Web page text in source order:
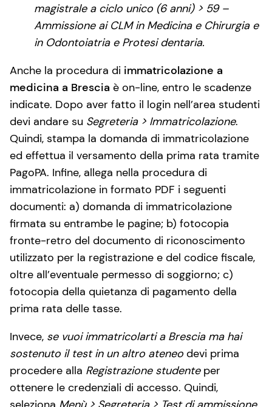
magistrale a ciclo unico (6 anni) > 59 –
Ammissione ai CLM in Medicina e Chirurgia e
in Odontoiatria e Protesi dentaria.
Anche la procedura di immatricolazione a
medicina a Brescia è on-line, entro le scadenze
indicate. Dopo aver fatto il login nell’area studenti
devi andare su Segreteria > Immatricolazione.
Quindi, stampa la domanda di immatricolazione
ed effettua il versamento della prima rata tramite
PagoPA. Infine, allega nella procedura di
immatricolazione in formato PDF i seguenti
documenti: a) domanda di immatricolazione
firmata su entrambe le pagine; b) fotocopia
fronte-retro del documento di riconoscimento
utilizzato per la registrazione e del codice fiscale,
oltre all’eventuale permesso di soggiorno; c)
fotocopia della quietanza di pagamento della
prima rata delle tasse.
Invece, se vuoi immatricolarti a Brescia ma hai
sostenuto il test in un altro ateneo devi prima
procedere alla Registrazione studenteper
ottenere le credenziali di accesso. Quindi,